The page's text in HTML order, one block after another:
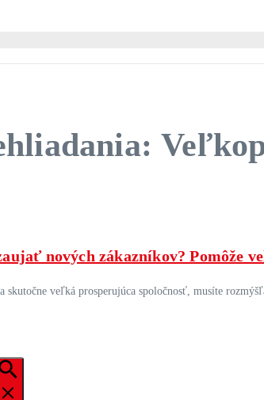
nových zákazníkov? Pomôže
skutočne veľká prosperujúca spoločnosť, musíte